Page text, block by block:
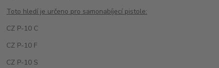
Toto hledí je určeno pro samonabíjecí pistole:
CZ P-10 C
CZ P-10 F
CZ P-10 S